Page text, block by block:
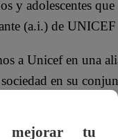
y adolescentes
(a.i.) de
a Unicef en una
en su
mejorar tu